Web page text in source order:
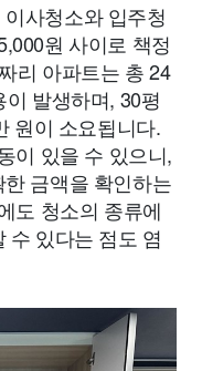
사청소와 입주청
원 사이로 책정
리 아파트는 총 24
발생하며, 30평
원이 소요됩니다.
이 있을 수 있으니,
금액을 확인하는
도 청소의 종류에
수 있다는 점도 염